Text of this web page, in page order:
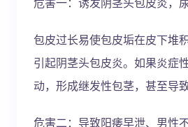
包皮过长易使包皮垢在皮下堆
引起阴茎头包皮炎。如果炎症
动，形成继发性包茎，甚至导
危害二：导致阳痿早泄、男性